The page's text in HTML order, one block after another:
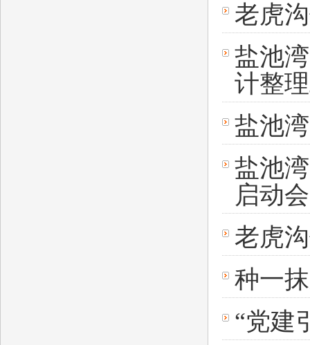
老虎
盐池
计整
盐池
盐池
启动
老虎
种一
“党建